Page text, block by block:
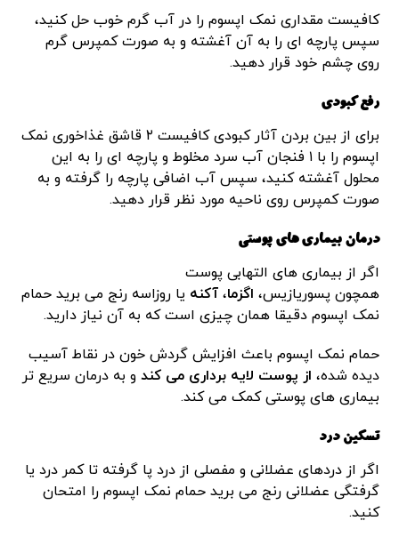
کافیست مقداری نمک اپسوم را در آب گرم خوب حل کنید،
سپس پارچه ای را به آن آغشته و به صورت کمپرس گرم
روی چشم خود قرار دهید.
رفع کبودی
برای از بین بردن آثار کبودی کافیست ۲ قاشق غذاخوری نمک
اپسوم را با ۱ فنجان آب سرد مخلوط و پارچه ای را به این
محلول آغشته کنید، سپس آب اضافی پارچه را گرفته و به
صورت کمپرس روی ناحیه مورد نظر قرار دهید.
درمان بیماری های پوستی
اگر از بیماری های التهابی پوست
همچون پسوریازیس، اگزما،آکنه یا روزاسه رنج می برید حمام
نمک اپسوم دقیقا همان چیزی است که به آن نیاز دارید.
حمام نمک اپسوم باعث افزایش گردش خون در نقاط آسیب
دیده شده، از پوست لایه برداری می کند و به درمان سریع تر
بیماری های پوستی کمک می کند.
تسکین درد
اگر از دردهای عضلانی و مفصلی از درد پا گرفته تا کمر درد یا
گرفتگی عضلانی رنج می برید حمام نمک اپسوم را امتحان
کنید.